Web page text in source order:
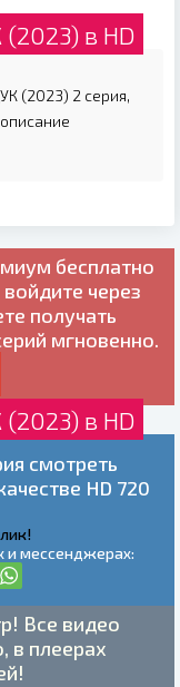
в HD
(2023) 2 серия,
бесплатно
через
получать
мгновенно.
в HD
смотреть
HD 720
и мессенджерах:
Все видео
в плеерах